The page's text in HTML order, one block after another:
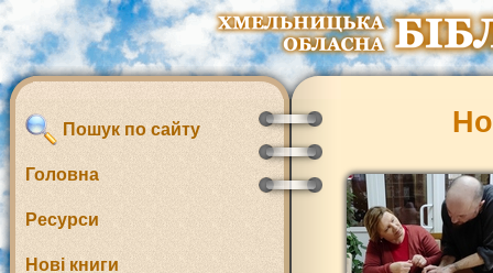
Пошук по сайту
Головна
Ресурси
Нові книги